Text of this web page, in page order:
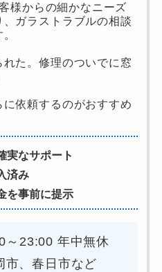
様からの細かなニーズ
ガラストラブルの相談
れた。修理のついでに窓
依頼するのがおすすめ
実なサポート
済み
を事前に提示
～23:00 年中無休
市、春日市など